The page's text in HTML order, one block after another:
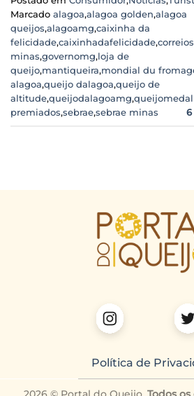
Marcado alagoa,alagoa golden,alagoa
queijos,alagoamg,caixinha da
felicidade,caixinhadafelicidade,correios
minas,governomg,loja de
queijo,mantiqueira,mondial du
alagoa,queijo dalagoa,queijo de
altitude,queijodalagoamg,
premiados,sebrae,sebrae minas 6
Política de